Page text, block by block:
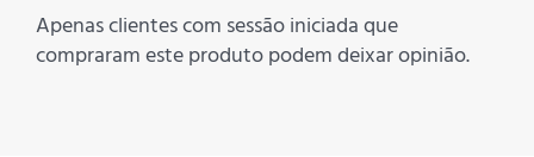
Apenas clientes com sessão iniciada que
compraram este produto podem deixar opinião.